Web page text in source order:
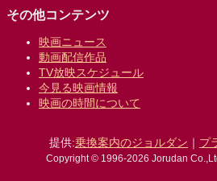
その他コンテンツ
映画ニュース
動画配信作品
TV放映スケジュール
今見る映画情報
映画の時間について
提供:乗換案内のジョルダン ｜ プ
Copyright © 1996-2026 Jorudan